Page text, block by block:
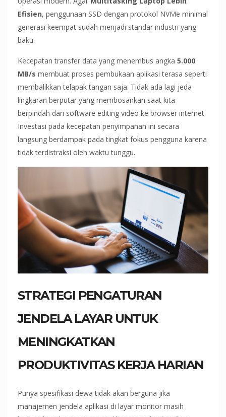
Efisien, penggunaan SSD dengan protokol NVMe minimal
generasi keempat sudah menjadi standar industri yang
baku.
Kecepatan transfer data yang menembus angka 5.000
MB/s membuat proses pembukaan aplikasi terasa seperti
membalikkan telapak tangan saja. Tidak ada lagi jeda
lingkaran berputar yang membosankan saat kita
berpindah dari software editing video ke browser internet.
Investasi pada kecepatan penyimpanan ini secara
langsung berdampak pada tingkat fokus pengguna karena
tidak terdistraksi oleh waktu tunggu.
STRATEGI PENGATURAN
JENDELA LAYAR UNTUK
MENINGKATKAN
PRODUKTIVITAS KERJA HARIAN
Punya spesifikasi dewa tidak akan berguna jika
manajemen jendela aplikasi di layar monitor masih